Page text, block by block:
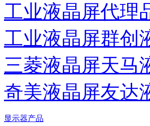
工业液晶屏代理
工业液晶屏群创
三菱液晶屏天马
奇美液晶屏友达
显示器产品